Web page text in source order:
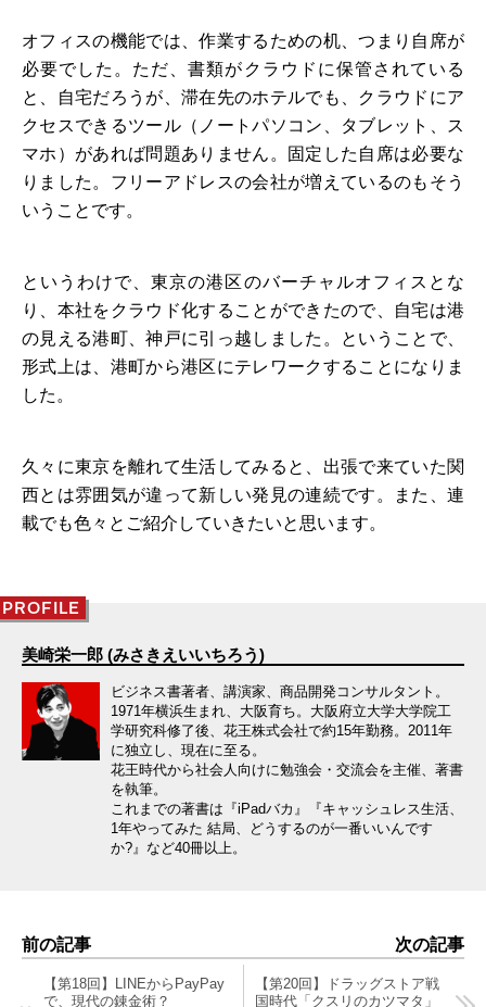
オフィスの機能では、作業するための机、つまり自席が
必要でした。ただ、書類がクラウドに保管されている
と、自宅だろうが、滞在先のホテルでも、クラウドにア
クセスできるツール（ノートパソコン、タブレット、ス
マホ）があれば問題ありません。固定した自席は必要な
りました。フリーアドレスの会社が増えているのもそう
いうことです。
というわけで、東京の港区のバーチャルオフィスとな
り、本社をクラウド化することができたので、自宅は港
の見える港町、神戸に引っ越しました。ということで、
形式上は、港町から港区にテレワークすることになりま
した。
久々に東京を離れて生活してみると、出張で来ていた関
西とは雰囲気が違って新しい発見の連続です。また、連
載でも色々とご紹介していきたいと思います。
PROFILE
美崎栄一郎 (みさきえいいちろう)
ビジネス書著者、講演家、商品開発コンサルタント。
1971年横浜生まれ、大阪育ち。大阪府立大学大学院工
学研究科修了後、花王株式会社で約15年勤務。2011年
に独立し、現在に至る。
花王時代から社会人向けに勉強会・交流会を主催、著書
を執筆。
これまでの著書は『iPadバカ』『キャッシュレス生活、
1年やってみた 結局、どうするのが一番いいんです
か?』など40冊以上。
前の記事 次の記事
【第18回】LINEからPayPay
で、現代の錬金術？
【第20回】ドラッグストア戦
国時代「クスリのカツマタ」